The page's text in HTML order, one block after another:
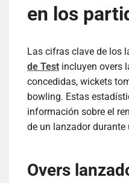
en los
Las cifras clave de los
de Test incluyen overs
concedidas, wickets
bowling. Estas
información sobre el
de un lanzador durante
Overs